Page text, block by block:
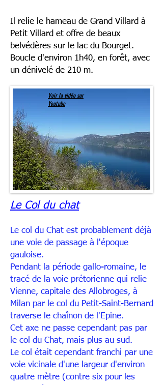
Il relie le hameau de Grand Villard à
Petit Villard et offre de beaux
belvédères sur le lac du Bourget.
Boucle d'environ 1h40, en forêt, avec
un dénivelé de 210 m.
Voir la vidéo sur
Youtube
Le Col du chat
Le col du Chat est probablement déjà
une voie de passage à l'époque
gauloise.
Pendant la période gallo-romaine, le
tracé de la voie prétorienne qui relie
Vienne, capitale des Allobroges, à
Milan par le col du Petit-Saint-Bernard
traverse le chaînon de l'Epine.
Cet axe ne passe cependant pas par
le col du Chat, mais plus au sud.
Le col était cependant franchi par une
voie vicinale d'une largeur d'environ
quatre mètre (contre six pour les